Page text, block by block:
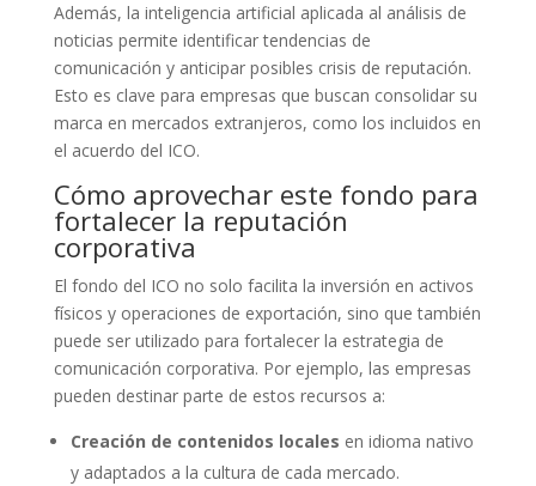
Además, la inteligencia artificial aplicada al análisis de
noticias permite identificar tendencias de
comunicación y anticipar posibles crisis de reputación.
Esto es clave para empresas que buscan consolidar su
marca en mercados extranjeros, como los incluidos en
el acuerdo del ICO.
Cómo aprovechar este fondo para
fortalecer la reputación
corporativa
El fondo del ICO no solo facilita la inversión en activos
físicos y operaciones de exportación, sino que también
puede ser utilizado para fortalecer la estrategia de
comunicación corporativa. Por ejemplo, las empresas
pueden destinar parte de estos recursos a:
Creación de contenidos locales en idioma nativo
y adaptados a la cultura de cada mercado.